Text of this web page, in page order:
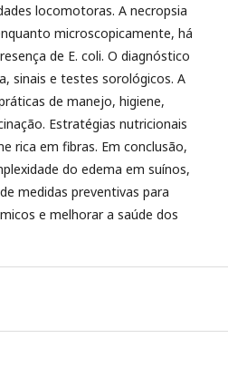
locomotoras. A necropsia
microscopicamente, há
de E. coli. O diagnóstico
sinais e testes sorológicos. A
de manejo, higiene,
Estratégias nutricionais
rica em fibras. Em conclusão,
do edema em suínos,
medidas preventivas para
e melhorar a saúde dos